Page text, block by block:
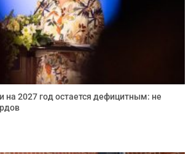
2027 год остается дефицитным: не